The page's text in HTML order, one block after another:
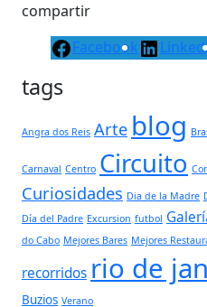
compartir
Facebook
tags
Angra dos Reis Arte blog
Carnaval Centro Circuito
Curiosidades Dia de la Madre
Día del Padre Excursion futbol
do Cabo Mejores Bares Mejores
recorridos rio de
Buzios Verano